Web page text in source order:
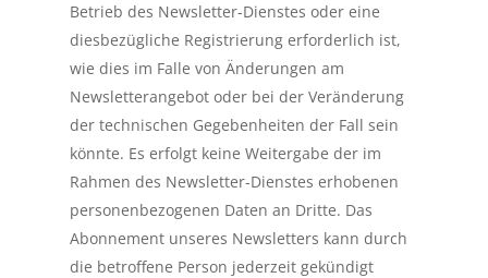
Betrieb des Newsletter-Dienstes oder eine
diesbezügliche Registrierung erforderlich ist,
wie dies im Falle von Änderungen am
Newsletterangebot oder bei der Veränderung
der technischen Gegebenheiten der Fall sein
könnte. Es erfolgt keine Weitergabe der im
Rahmen des Newsletter-Dienstes erhobenen
personenbezogenen Daten an Dritte. Das
Abonnement unseres Newsletters kann durch
die betroffene Person jederzeit gekündigt